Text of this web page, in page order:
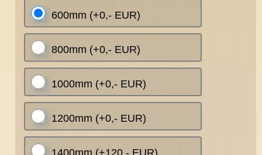
600mm (+0,- EUR)
800mm (+0,- EUR)
1000mm (+0,- EUR)
1200mm (+0,- EUR)
1400mm (+120,- EUR)